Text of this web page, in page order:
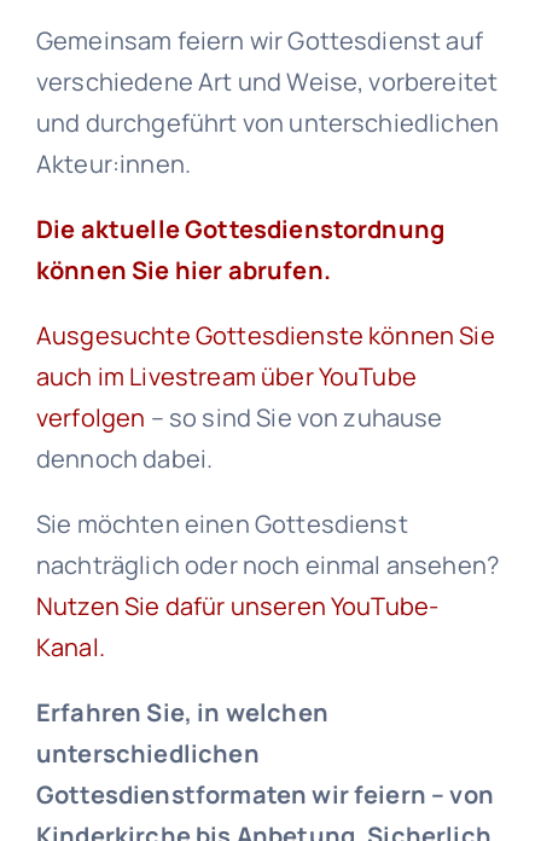
Gemeinsam feiern wir Gottesdienst auf
verschiedene Art und Weise, vorbereitet
und durchgeführt von unterschiedlichen
Akteur:innen.
Die aktuelle Gottesdienstordnung
können Sie hier abrufen.
Ausgesuchte Gottesdienste können Sie
auch im Livestream über YouTube
verfolgen – so sind Sie von zuhause
dennoch dabei.
Sie möchten einen Gottesdienst
nachträglich oder noch einmal ansehen?
Nutzen Sie dafür unseren YouTube-
Kanal.
Erfahren Sie, in welchen
unterschiedlichen
Gottesdienstformaten wir feiern – von